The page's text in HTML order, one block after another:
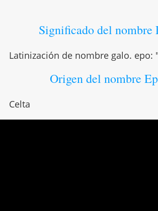
Significado del nombre
Latinización de nombre galo. epo:
Origen del nombre
Celta